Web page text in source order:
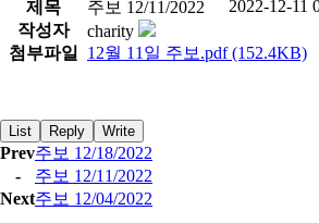
제목
주보 12/11/2022
2022-12-11
작성자
charity
첨부파일
12월 11일 주보.pdf(152.4KB)
List Reply Write
Prev주보 12/18/2022
-
주보 12/11/2022
Next주보 12/04/2022